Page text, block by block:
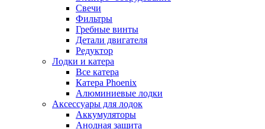
Свечи
Фильтры
Гребные винты
Детали двигателя
Редуктор
Лодки и катера
Все катера
Катера Phoenix
Алюминиевые лодки
Аксессуары для лодок
Аккумуляторы
Анодная защита